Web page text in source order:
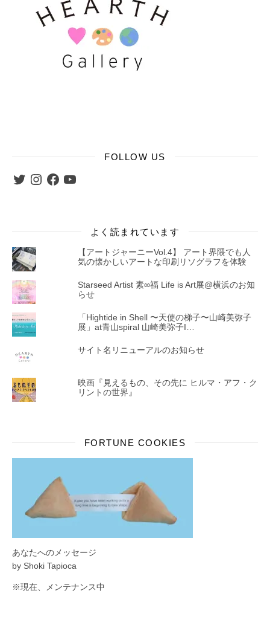
FOLLOW US
TwitterInstagram
FacebookYouTube
よく読まれています
【アートジャーニーVol.4】 アート界隈でも人
気の懐かしいアートな印刷リソグラフを体験
Starseed Artist 素∞福 Life is Art展@横浜のお知
らせ
「Hightide in Shell 〜天使の梯子〜山崎美弥子
展」at青山spiral 山崎美弥子I…
サイト名リニューアルのお知らせ
映画『見えるもの、その先に ヒルマ・アフ・ク
リントの世界』
FORTUNE COOKIES
あなたへのメッセージ
by Shoki Tapioca
※現在、メンテナンス中